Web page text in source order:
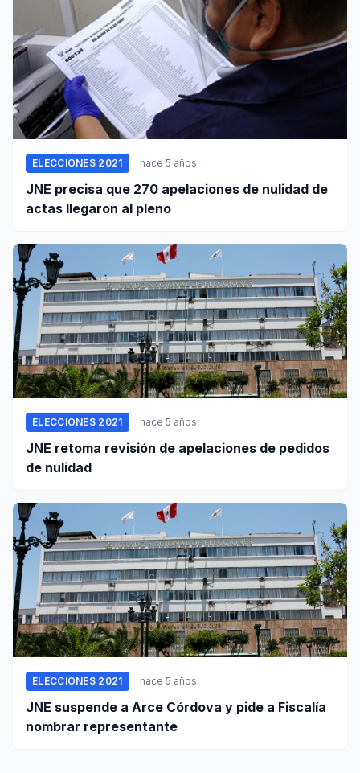
ELECCIONES 2021 hace 5 años
JNE precisa que 270 apelaciones de nulidad de
actas llegaron al pleno
ELECCIONES 2021 hace 5 años
JNE retoma revisión de apelaciones de pedidos
de nulidad
ELECCIONES 2021 hace 5 años
JNE suspende a Arce Córdova y pide a Fiscalía
nombrar representante